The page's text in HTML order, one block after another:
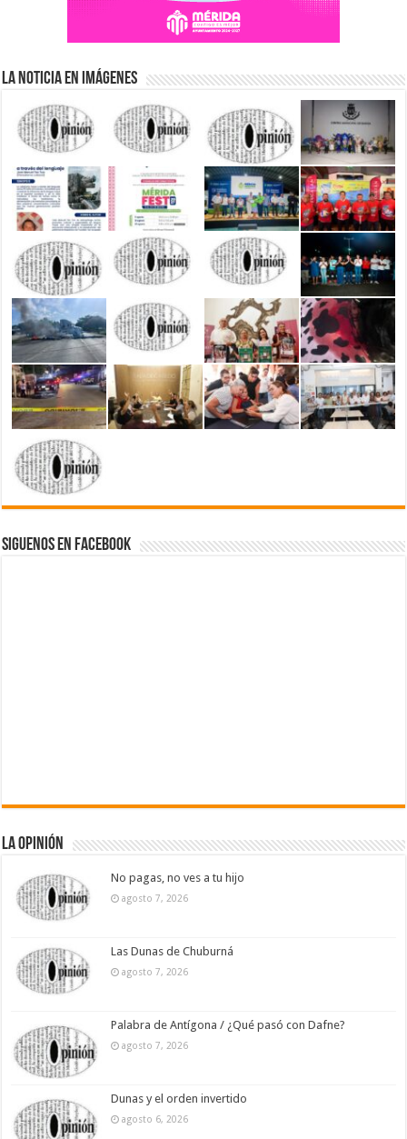
La Noticia en Imágenes
Siguenos en Facebook
La Opinión
No pagas, no ves a tu hijo
agosto 7, 2026
Las Dunas de Chuburná
agosto 7, 2026
Palabra de Antígona / ¿Qué pasó con Dafne?
agosto 7, 2026
Dunas y el orden invertido
agosto 6, 2026